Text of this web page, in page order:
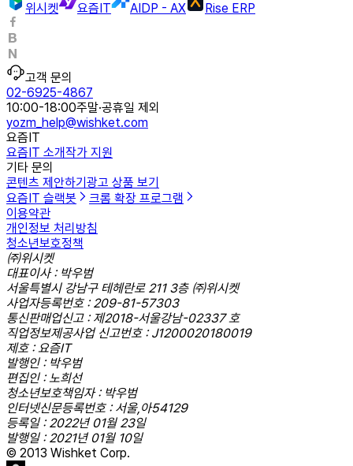
위시켓
요즘IT AIDP - AX Rise ERP
고객 문의
02-6925-4867
10:00-18:00주말·공휴일 제외
yozm_help@wishket.com
요즘IT
요즘IT 소개작가 지원
기타 문의
콘텐츠 제안하기 광고 상품 보기
요즘IT 슬랙봇
크롬 확장 프로그램
이용약관
개인정보 처리방침
청소년보호정책
㈜위시켓
대표이사 : 박우범
서울특별시 강남구 테헤란로 211 3층 ㈜위시켓
사업자등록번호 : 209-81-57303
통신판매업신고 : 제2018-서울강남-02337 호
직업정보제공사업 신고번호 : J1200020180019
제호 : 요즘IT
발행인 : 박우범
편집인 : 노희선
청소년보호책임자 : 박우범
인터넷신문등록번호 : 서울,아54129
등록일 : 2022년 01월 23일
발행일 : 2021년 01월 10일
© 2013 Wishket Corp.